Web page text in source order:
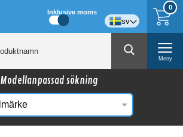
0
Inklusive moms
sv
Meny
Modellanpassad sökning